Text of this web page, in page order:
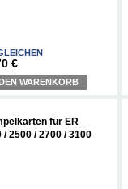
€
WARENKORB
für ER
/ 2500 / 2700 / 3100